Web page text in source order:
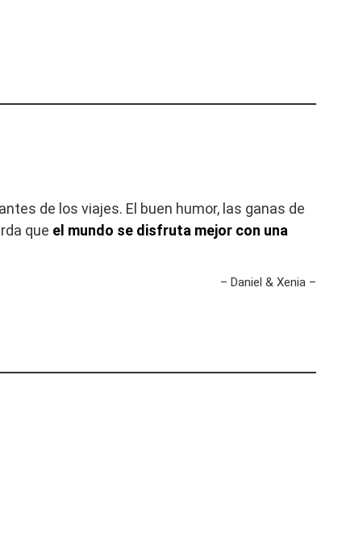
de los viajes. El buen humor, las ganas de
que el mundo se disfruta mejor con una
– Daniel & Xenia –